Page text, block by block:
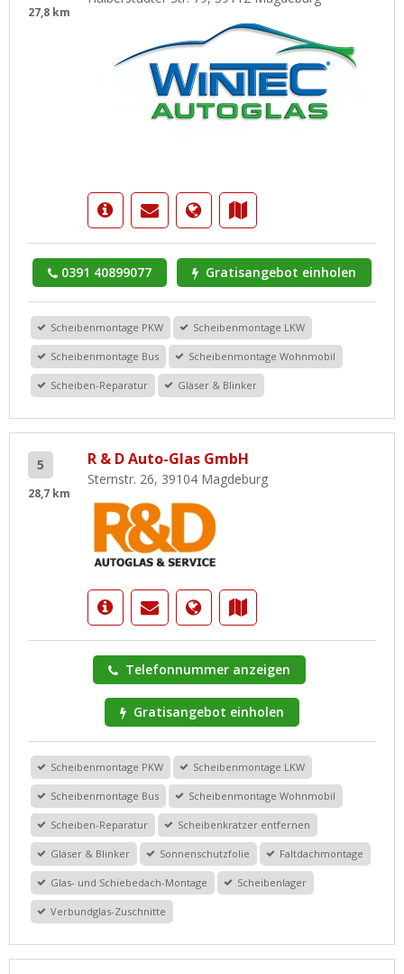
27,8 km
0391 40899077 Gratisangebot einholen
Scheibenmontage PKW Scheibenmontage LKW
Scheibenmontage Bus Scheibenmontage Wohnmobil
Scheiben-Reparatur Gläser & Blinker
5
28,7 km
R & D Auto-Glas GmbH
Sternstr. 26, 39104 Magdeburg
Telefonnummer anzeigen
Gratisangebot einholen
Scheibenmontage PKW Scheibenmontage LKW
Scheibenmontage Bus Scheibenmontage Wohnmobil
Scheiben-Reparatur Scheibenkratzer entfernen
Gläser & Blinker Sonnenschutzfolie Faltdachmontage
Glas- und Schiebedach-Montage Scheibenlager
Verbundglas-Zuschnitte